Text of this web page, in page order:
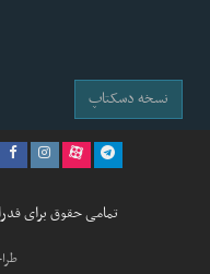
نسخه دسکتاپ
تمامی حقوق برای